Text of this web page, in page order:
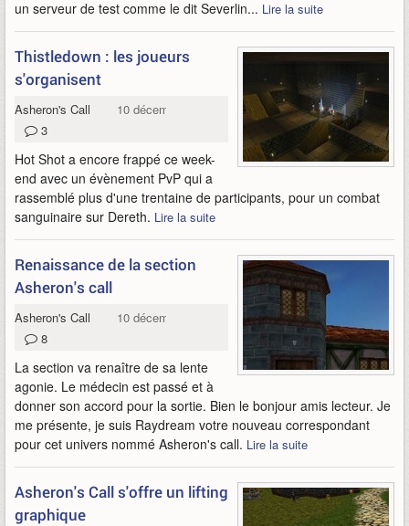
un serveur de test comme le dit Severlin... Lire la suite
Thistledown : les joueurs
s'organisent
Asheron's Call
10 décembre 2012
3
Hot Shot a encore frappé ce week-
end avec un évènement PvP qui a
rassemblé plus d'une trentaine de participants, pour un combat
sanguinaire sur Dereth. Lire la suite
Renaissance de la section
Asheron's call
Asheron's Call
10 décembre 2012
8
La section va renaître de sa lente
agonie. Le médecin est passé et à
donner son accord pour la sortie. Bien le bonjour amis lecteur. Je
me présente, je suis Raydream votre nouveau correspondant
pour cet univers nommé Asheron's call. Lire la suite
Asheron's Call s'offre un lifting
graphique